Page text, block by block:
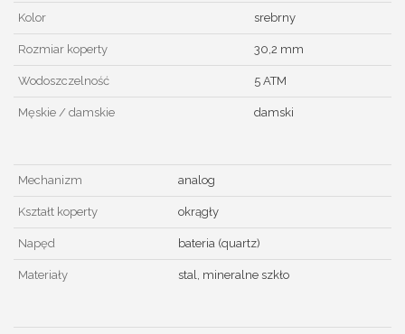
Kolor srebrny
Rozmiar koperty 30,2 mm
Wodoszczelność 5 ATM
Męskie / damskie damski
Mechanizm analog
Kształt koperty okrągły
Napęd bateria (quartz)
Materiały stal, mineralne szkło